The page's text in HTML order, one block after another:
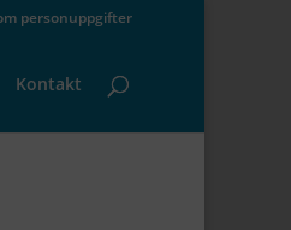
personuppgifter
Kontakt